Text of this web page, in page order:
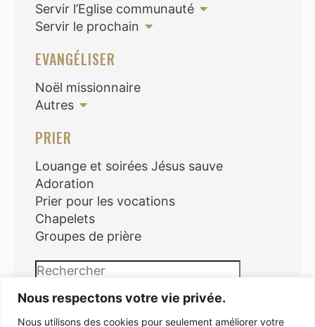
Nous respectons votre vie privée.
Nous utilisons des cookies pour seulement améliorer votre
Servir l’Eglise communauté
Servir le prochain
EVANGÉLISER
Noël missionnaire
Autres
PRIER
Louange et soirées Jésus sauve
Adoration
Prier pour les vocations
Chapelets
Groupes de prière